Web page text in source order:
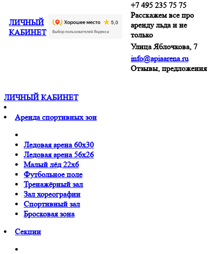
ЛИЧНЫЙ
КАБИНЕТ
+7 495 235 75 75
Расскажем все про
аренду льда и не
только
Улица Яблочкова, 7
info@apiaarena.ru
Отзывы, предложения
ЛИЧНЫЙ КАБИНЕТ
Аренда спортивных зон
Ледовая арена 60x30
Ледовая арена 56x26
Малый лёд 22x6
Футбольное поле
Тренажёрный зал
Зал хореографии
Спортивный зал
Бросковая зона
Cекции